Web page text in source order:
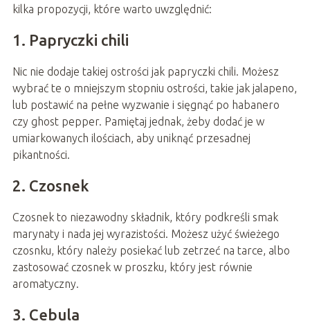
kilka propozycji, które warto uwzględnić:
1. Papryczki chili
Nic nie dodaje takiej ostrości jak papryczki chili. Możesz
wybrać te o mniejszym stopniu ostrości, takie jak jalapeno,
lub postawić na pełne wyzwanie i sięgnąć po habanero
czy ghost pepper. Pamiętaj jednak, żeby dodać je w
umiarkowanych ilościach, aby uniknąć przesadnej
pikantności.
2. Czosnek
Czosnek to niezawodny składnik, który podkreśli smak
marynaty i nada jej wyrazistości. Możesz użyć świeżego
czosnku, który należy posiekać lub zetrzeć na tarce, albo
zastosować czosnek w proszku, który jest równie
aromatyczny.
3. Cebula